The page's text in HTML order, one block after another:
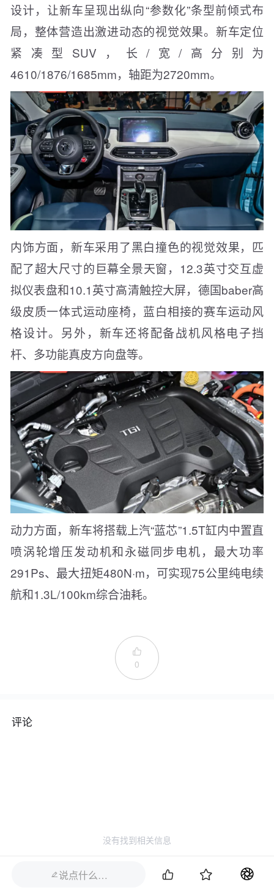
设计，让新车呈现出纵向“参数化”条型前倾式布
局，整体营造出激进动态的视觉效果。新车定位
紧凑型SUV，长/宽/高分别为
4610/1876/1685mm，轴距为2720mm。
内饰方面，新车采用了黑白撞色的视觉效果，匹
配了超大尺寸的巨幕全景天窗，12.3英寸交互虚
拟仪表盘和10.1英寸高清触控大屏，德国baber高
级皮质一体式运动座椅，蓝白相接的赛车运动风
格设计。另外，新车还将配备战机风格电子挡
杆、多功能真皮方向盘等。
动力方面，新车将搭载上汽“蓝芯”1.5T缸内中置直
喷涡轮增压发动机和永磁同步电机，最大功率
291Ps、最大扭矩480N·m，可实现75公里纯电续
航和1.3L/100km综合油耗。

0
评论
没有找到相关信息
说点什么…  